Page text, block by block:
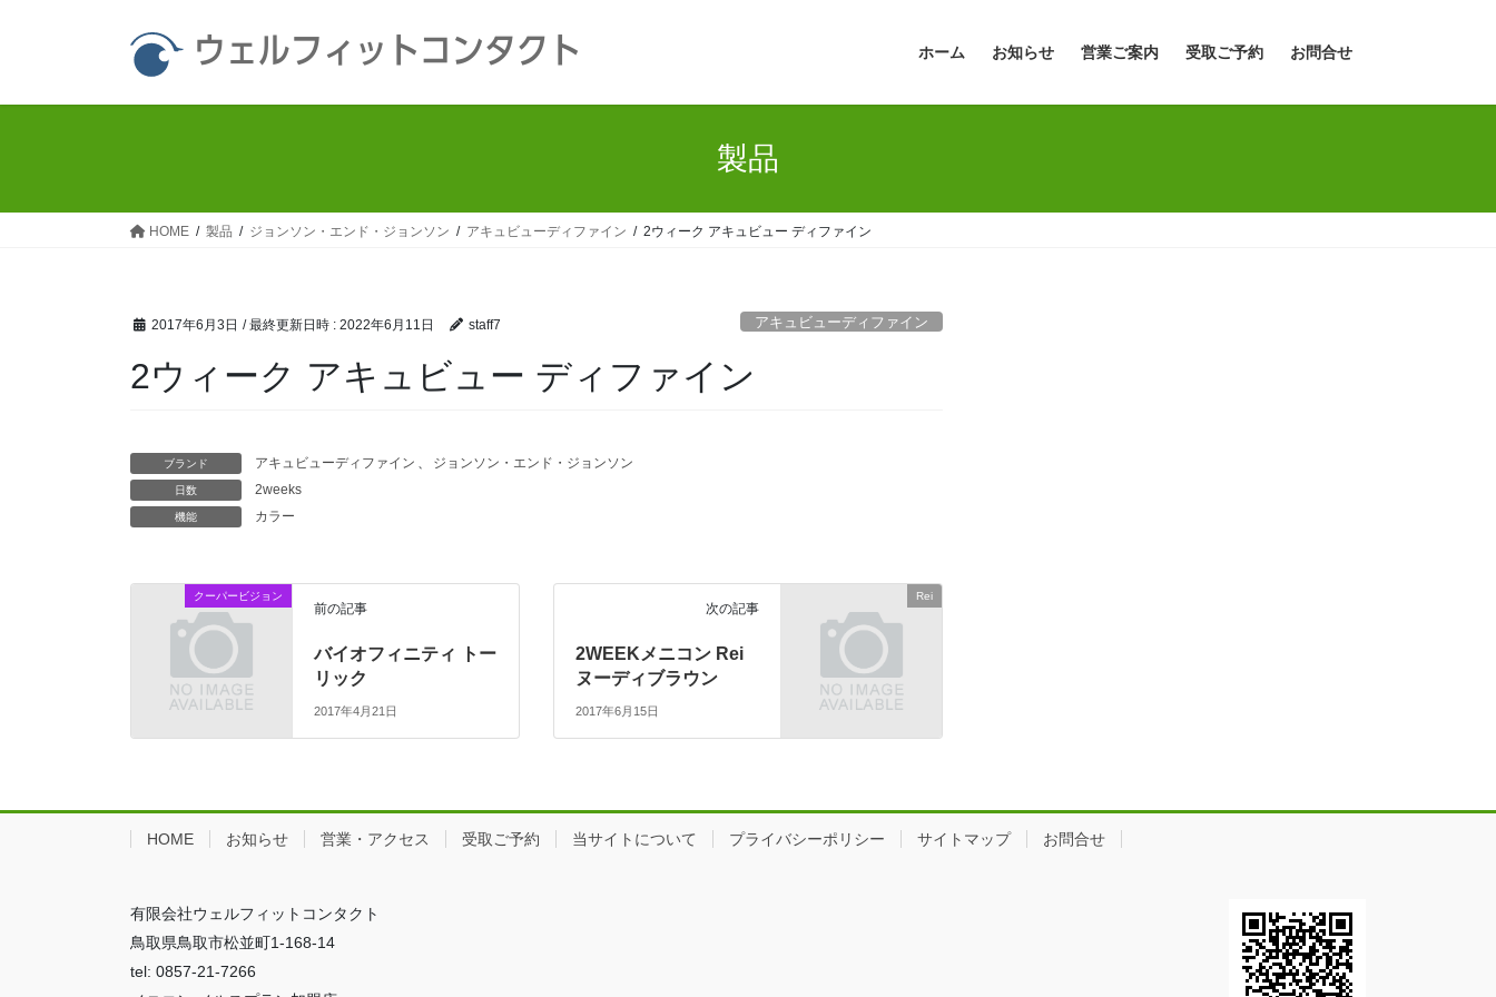
ウェルフィットコンタクト ホーム お知らせ 営業ご案内 受取ご予約 お問合せ
製品
HOME 製品 ジョンソン・エンド・ジョンソン アキュビューディファイン 2ウィーク アキュビュー ディファイン
2017年6月3日 / 最終更新日時 : 2022年6月11日 staff7 アキュビューディファイン
2ウィーク アキュビュー ディファイン
ブランド アキュビューディファイン 、 ジョンソン・エンド・ジョンソン
日数 2weeks
機能 カラー
クーパービジョン
前の記事
バイオフィニティ トー
リック
2017年4月21日
Rei
次の記事
2WEEKメニコン Rei
ヌーディブラウン
2017年6月15日
HOME お知らせ 営業・アクセス 受取ご予約 当サイトについて プライバシーポリシー サイトマップ お問合せ
有限会社ウェルフィットコンタクト
鳥取県鳥取市松並町1-168-14
tel: 0857-21-7266